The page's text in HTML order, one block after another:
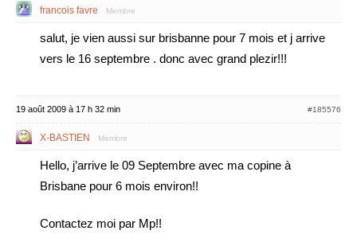
francois favre Membre
salut, je vien aussi sur brisbanne pour 7 mois et j arrive
vers le 16 septembre . donc avec grand plezir!!!
19 août 2009 à 17 h 32 min #185576
X-BASTIEN Membre
Hello, j’arrive le 09 Septembre avec ma copine à
Brisbane pour 6 mois environ!!
Contactez moi par Mp!!